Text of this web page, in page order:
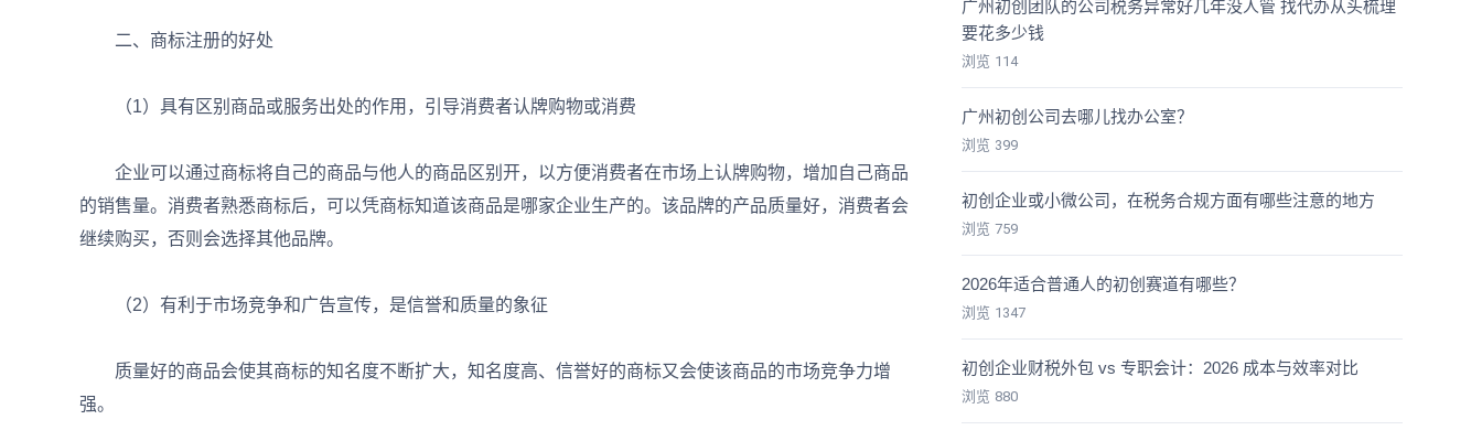
二、商标注册的好处
（1）具有区别商品或服务出处的作用，引导消费者认牌购物或消费
企业可以通过商标将自己的商品与他人的商品区别开，以方便消费者在市场上认牌购物，增加自己商品
的销售量。消费者熟悉商标后，可以凭商标知道该商品是哪家企业生产的。该品牌的产品质量好，消费者会
继续购买，否则会选择其他品牌。
（2）有利于市场竞争和广告宣传，是信誉和质量的象征
质量好的商品会使其商标的知名度不断扩大，知名度高、信誉好的商标又会使该商品的市场竞争力增
强。
广州初创团队的公司税务异常好几年没人管 找代办从头梳理
要花多少钱
浏览 114
广州初创公司去哪儿找办公室？
浏览 399
初创企业或小微公司，在税务合规方面有哪些注意的地方
浏览 759
2026年适合普通人的初创赛道有哪些？
浏览 1347
初创企业财税外包 vs 专职会计：2026 成本与效率对比
浏览 880